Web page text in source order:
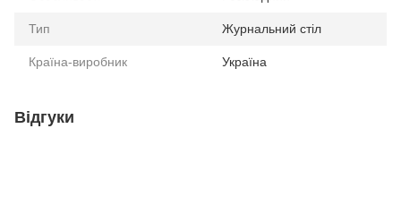
Тип Журнальний стіл
Країна-виробник Україна
Відгуки